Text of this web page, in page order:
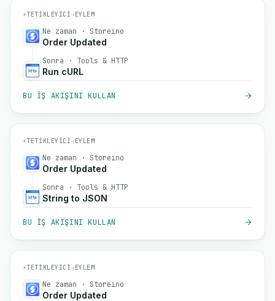
⚡TETIKLEYICI→EYLEM
Ne zaman · Storeino
Order Updated
Sonra · Tools & HTTP
Run cURL
BU IŞ AKIŞINI KULLAN
⚡TETIKLEYICI→EYLEM
Ne zaman · Storeino
Order Updated
Sonra · Tools & HTTP
String to JSON
BU IŞ AKIŞINI KULLAN
⚡TETIKLEYICI→EYLEM
Ne zaman · Storeino
Order Updated